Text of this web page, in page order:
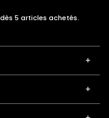
5 articles achetés.